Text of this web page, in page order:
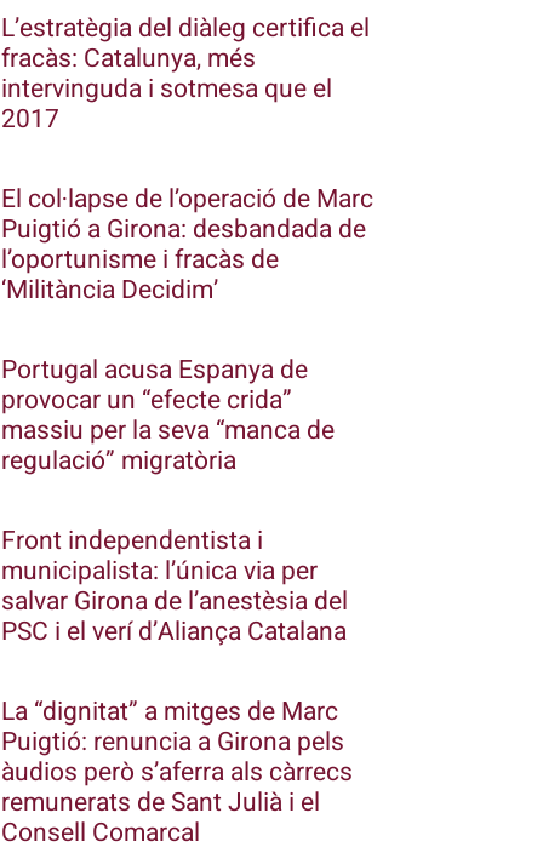
L’estratègia del diàleg certifica el
fracàs: Catalunya, més
intervinguda i sotmesa que el
2017
El col·lapse de l’operació de Marc
Puigtió a Girona: desbandada de
l’oportunisme i fracàs de
‘Militància Decidim’
Portugal acusa Espanya de
provocar un “efecte crida”
massiu per la seva “manca de
regulació” migratòria
Front independentista i
municipalista: l’única via per
salvar Girona de l’anestèsia del
PSC i el verí d’Aliança Catalana
La “dignitat” a mitges de Marc
Puigtió: renuncia a Girona pels
àudios però s’aferra als càrrecs
remunerats de Sant Julià i el
Consell Comarcal